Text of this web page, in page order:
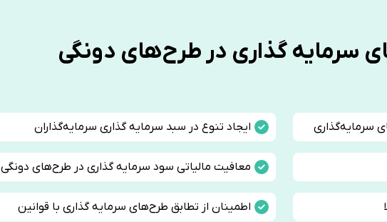
سرمایه گذاری در طرح‌های دونگی
سرمایه‌گذاری ایجاد تنوع در سبد سرمایه گذاری سرمایه‌گذاران
معافیت مالیاتی سود سرمایه گذاری در طرح‌های دونگی
اطمینان از تطابق طرح‌های سرمایه گذاری با قوانین